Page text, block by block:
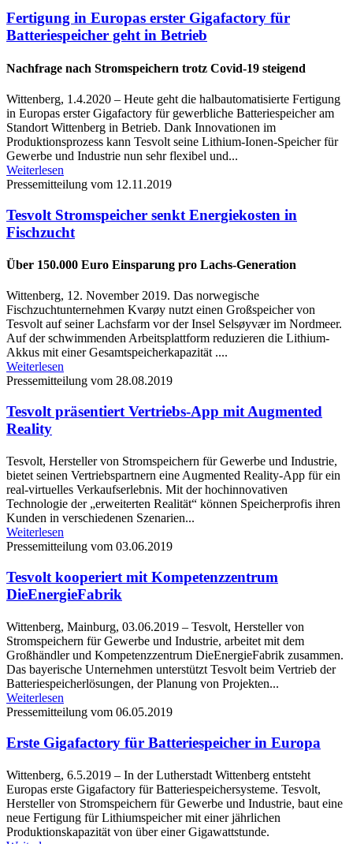
Fertigung in Europas erster Gigafactory für
Batteriespeicher geht in Betrieb
Nachfrage nach Stromspeichern trotz Covid-19 steigend
Wittenberg, 1.4.2020 – Heute geht die halbautomatisierte Fertigung
in Europas erster Gigafactory für gewerbliche Batteriespeicher am
Standort Wittenberg in Betrieb. Dank Innovationen im
Produktionsprozess kann Tesvolt seine Lithium-Ionen-Speicher für
Gewerbe und Industrie nun sehr flexibel und...
Weiterlesen
Pressemitteilung vom 12.11.2019
Tesvolt Stromspeicher senkt Energiekosten in
Fischzucht
Über 150.000 Euro Einsparung pro Lachs-Generation
Wittenberg, 12. November 2019. Das norwegische
Fischzuchtunternehmen Kvarøy nutzt einen Großspeicher von
Tesvolt auf seiner Lachsfarm vor der Insel Selsøyvær im Nordmeer.
Auf der schwimmenden Arbeitsplattform reduzieren die Lithium-
Akkus mit einer Gesamtspeicherkapazität ....
Weiterlesen
Pressemitteilung vom 28.08.2019
Tesvolt präsentiert Vertriebs-App mit Augmented
Reality
Tesvolt, Hersteller von Stromspeichern für Gewerbe und Industrie,
bietet seinen Vertriebspartnern eine Augmented Reality-App für ein
real-virtuelles Verkaufserlebnis. Mit der hochinnovativen
Technologie der „erweiterten Realität“ können Speicherprofis ihren
Kunden in verschiedenen Szenarien...
Weiterlesen
Pressemitteilung vom 03.06.2019
Tesvolt kooperiert mit Kompetenzzentrum
DieEnergieFabrik
Wittenberg, Mainburg, 03.06.2019 – Tesvolt, Hersteller von
Stromspeichern für Gewerbe und Industrie, arbeitet mit dem
Großhändler und Kompetenzzentrum DieEnergieFabrik zusammen.
Das bayerische Unternehmen unterstützt Tesvolt beim Vertrieb der
Batteriespeicherlösungen, der Planung von Projekten...
Weiterlesen
Pressemitteilung vom 06.05.2019
Erste Gigafactory für Batteriespeicher in Europa
Wittenberg, 6.5.2019 – In der Lutherstadt Wittenberg entsteht
Europas erste Gigafactory für Batteriespeichersysteme. Tesvolt,
Hersteller von Stromspeichern für Gewerbe und Industrie, baut eine
neue Fertigung für Lithiumspeicher mit einer jährlichen
Produktionskapazität von über einer Gigawattstunde.